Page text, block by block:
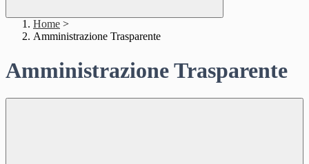
Home >
Amministrazione Trasparente
Amministrazione Trasparente